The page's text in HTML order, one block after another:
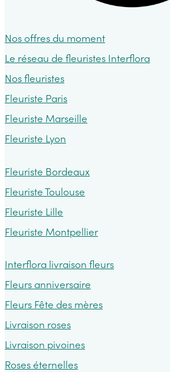
Nos offres du moment
Le réseau de fleuristes Interflora
Nos fleuristes
Fleuriste Paris
Fleuriste Marseille
Fleuriste Lyon
Fleuriste Bordeaux
Fleuriste Toulouse
Fleuriste Lille
Fleuriste Montpellier
Interflora livraison fleurs
Fleurs anniversaire
Fleurs Fête des mères
Livraison roses
Livraison pivoines
Roses éternelles